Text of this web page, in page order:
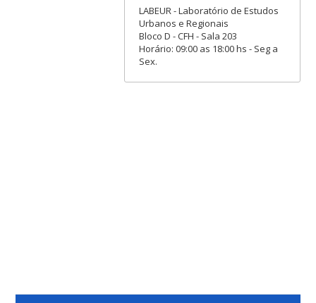
LABEUR - Laboratório de Estudos
Urbanos e Regionais
Bloco D - CFH - Sala 203
Horário: 09:00 as 18:00 hs - Seg a
Sex.